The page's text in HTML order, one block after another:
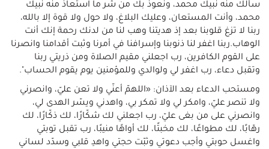
سألك منه نبيك محمد، ونعوذ بك من شر ما استعاذ منه نبيك
محمد، وأنت المستعان، وعليك البلاغ، ولا حول ولا قوة إلا بالله،
ربنا لا تزغ قلوبنا بعد إذ هديتنا وهب لنا من لدنك رحمة إنك أنت
الوهاب.ربنا اغفر لنا ذنوبنا وإسرافنا في أمرنا وثبت أقدامنا وانصرنا
على القوم الكافرين، رب اجعلني مقيم الصلاة ومن ذريتي ربنا
وتقبل دعاء، رب اغفر لي ولوالدي وللمؤمنين يوم يقوم الحساب".
ومستحب الدعاء بعد الآذان: «اللهمّ أعنّي ولا تعن عليّ، وانصرني
ولا تنصر عليّ، وامكر لي ولا تمكر بي، واهدني ويسّر الهدى لي،
وانصرني على من بغى عليّ، رب اجعلني لك شكّارًا، لك ذكّارًا، لك
رهّابًا، لك مطواعًا، لك مخبتًا، لك أواهًا منيبًا، رب تقبل توبتي
واغسل حوبتي وأجب دعوتي وثبّت حجتي واهدِ قلبي وسدّد لساني